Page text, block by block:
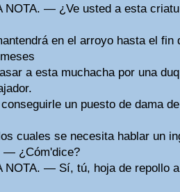
NOTA. — ¿Ve usted a esta
en el arroyo hasta el fin
a esta muchacha por una
un puesto de dama
cuales se necesita hablar un
— ¿Cóm'dice?
NOTA. — Sí, tú, hoja de repollo